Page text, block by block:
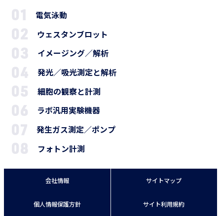
電気泳動
ウェスタンブロット
イメージング／解析
発光／吸光測定と解析
細胞の観察と計測
ラボ汎用実験機器
発生ガス測定／ポンプ
フォトン計測
会社情報 サイトマップ
個人情報保護方針 サイト利用規約